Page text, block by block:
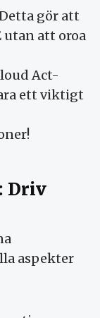
gör att
utan att oroa
Act-
ett viktigt
Driv
aspekter